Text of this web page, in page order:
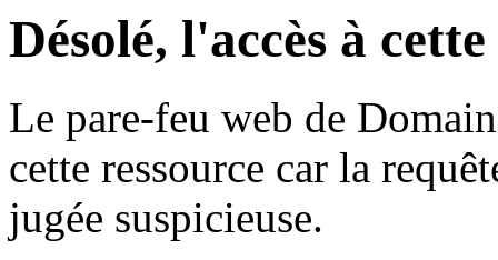
Désolé, l'accès à
Le pare-feu web de
cette ressource car la
jugée suspicieuse.